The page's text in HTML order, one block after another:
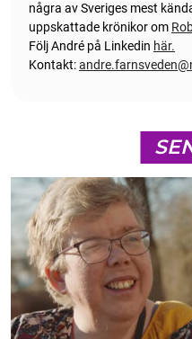
några av Sveriges mest
uppskattade krönikor om
Följ André på Linkedin här.
Kontakt: